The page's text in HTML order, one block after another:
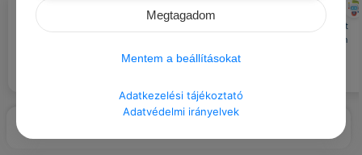
#ILLEMSZABÁLYOK CHATGPT
Kerüld a zavaró tényezőket, mint
a zajos környezet vagy a telefon
Megtagadom
Mentem a beállításokat
Adatkezelési tájékoztató
Adatvédelmi irányelvek